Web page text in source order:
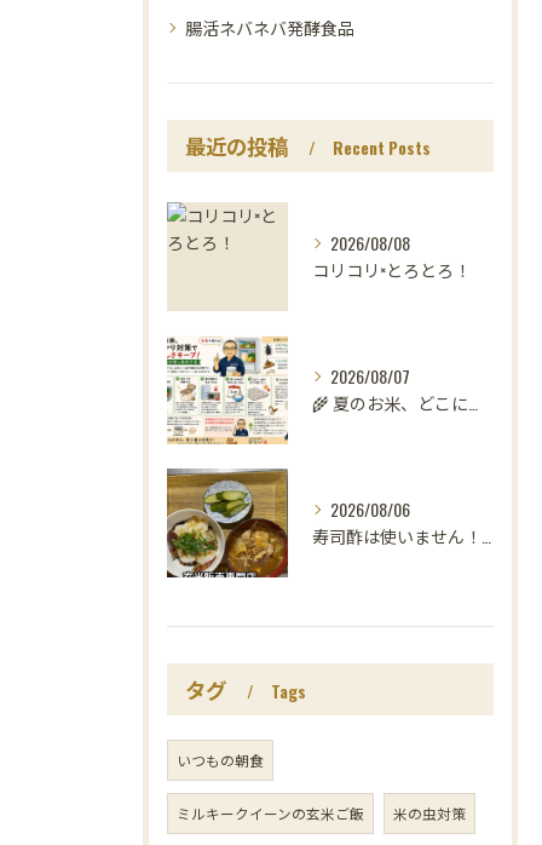
腸活ネバネバ発酵食品
最近の投稿 Recent Posts
2026/08/08
コリコリ×とろとろ！
2026/08/07
🌾 夏のお米、どこに置いていますか？
2026/08/06
寿司酢は使いません！😳
タグ Tags
いつもの朝食
ミルキークイーンの玄米ご飯 米の虫対策